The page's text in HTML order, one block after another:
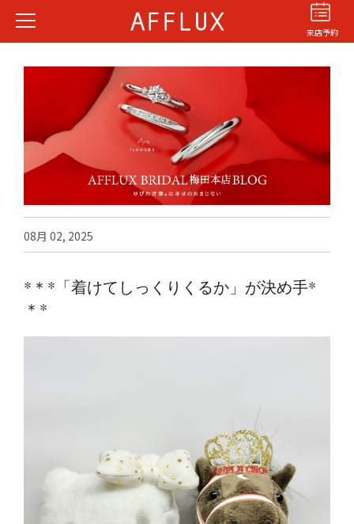
来店予約
結婚指輪
パーフェクト
商品カテゴリ
AFFLUXについて
AFFLUXの永久保証®
フェア・ニュース
ブログ・お客様の声
カタログ請求
08月 02, 2025
*＊*「着けてしっくりくるか」が決め手*
＊*